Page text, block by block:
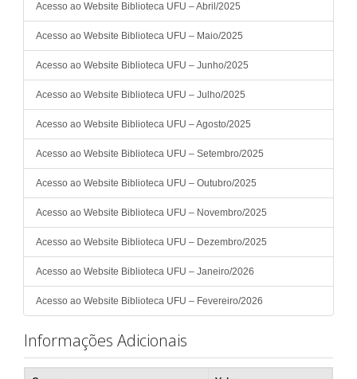
Acesso ao Website Biblioteca UFU – Abril/2025
Acesso ao Website Biblioteca UFU – Maio/2025
Acesso ao Website Biblioteca UFU – Junho/2025
Acesso ao Website Biblioteca UFU – Julho/2025
Acesso ao Website Biblioteca UFU – Agosto/2025
Acesso ao Website Biblioteca UFU – Setembro/2025
Acesso ao Website Biblioteca UFU – Outubro/2025
Acesso ao Website Biblioteca UFU – Novembro/2025
Acesso ao Website Biblioteca UFU – Dezembro/2025
Acesso ao Website Biblioteca UFU – Janeiro/2026
Acesso ao Website Biblioteca UFU – Fevereiro/2026
Informações Adicionais